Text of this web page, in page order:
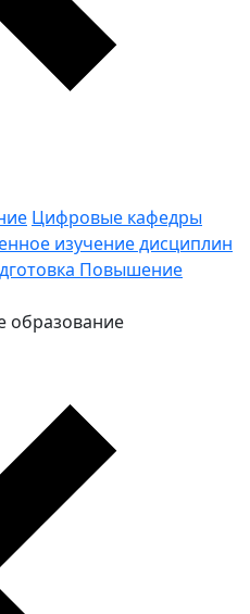
Цифровые кафедры
изучение дисциплин
Повышение
образование